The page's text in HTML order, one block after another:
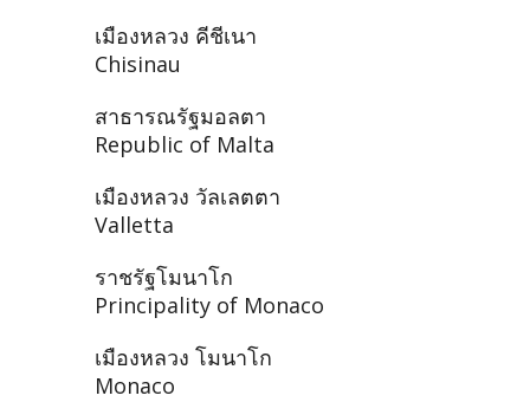
เมืองหลวง คีชีเนา
Chisinau
สาธารณรัฐมอลตา
Republic of Malta
เมืองหลวง วัลเลตตา
Valletta
ราชรัฐโมนาโก
Principality of Monaco
เมืองหลวง โมนาโก
Monaco